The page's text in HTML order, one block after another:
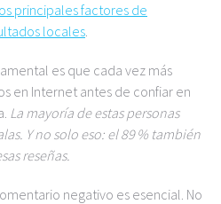
principales factores de
locales.
es que cada vez más
en Internet antes de confiar en
La mayoría de estas personas
Y no solo eso: el 89 % también
reseñas.
negativo es esencial. No